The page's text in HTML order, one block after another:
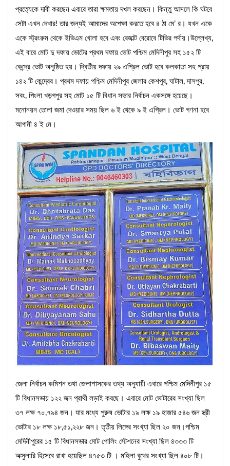
প্রত্যেকে দাবী করছেন এবারে তারা ক্ষমতায় দখল করছেন। কিন্তু আসলে কি ঘটবে
সেটা এখন দেখার! তার জন্যই আমাদের অপেক্ষা করতে হবে ৪ ঠা মে’ র। যখন একে
একে স্ট্রংরুম থেকে ইভিএম খোলা হবে এবং রেজাল্ট বেরোবে টিভির পর্দায়।উল্লেখ্য,
এই বারে মোট দু দফায় ভোটের প্রথম দফায় ভোট পশ্চিম মেদিনীপুর সহ ১৫২ টি
কেন্দ্রে ভোট অনুষ্ঠিত হয়। দ্বিতীয় দফায় ২৯ এপ্রিল ভোট হবে কলকাতা সহ প্রায়
১৪২ টি কেন্দ্রের। প্রথম দফায় পশ্চিম মেদিনীপুর জেলার কেশপুর, ঘাটাল, দাসপুর,
সবং, পিংলা খড়গপুর সহ মোট ১৫ টি বিধান সভার নির্বাচন একসঙ্গে হয়েছে।
মনোনয়ন তোলা জমা দেওয়ার সময় ছিল ৬ ই থেকে ৯ ই এপ্রিল। ভোট গণনা হবে
আগামী ৪ ই মে।
জেলা নির্বাচন কমিশন তথা জেলাশাসকের তথ্য অনুযায়ী এবারে পশ্চিম মেদিনীপুর ১৫
টি বিধানসভায় ১২২ জন প্রার্থী লড়াই করছে। এবারে মোট ভোটারের সংখ্যা ছিল
৩৭ লক্ষ ৭০,৭৯৪ জন। যার মধ্যে পুরুষ ভোটার ১৯ লক্ষ ১৯ হাজার ৫৪৬ জন স্ত্রী
ভোটার ১৮ লক্ষ ১৮,৫১,২২৮ জন। তৃতীয় লিঙ্গের সংখ্যা ছিল ২০ জন।পশ্চিম
মেদিনীপুরের ১৫ টি বিধানসভার মোট পোলিং স্টেশনের সংখ্যা ছিল ৪৩৩৩ টি
অক্সুলারি হিসেবে রাখা হয়েছিল ৪৭৫৩ টি । মহিলা বুথের সংখ্যা ছিল ৪০৮ টি।